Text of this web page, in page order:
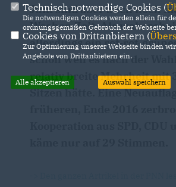
Juni sind aber auch noch
Wochen Zeit. Als
allerdings ein rot-rot-
schon weil es nach der Wahl
relativ breite Mehrheit mit
Sitzen hätte. Eine
Technisch notwendige Cookies (
Die notwendigen Cookies werden allein für
ordnungsgemäßen Gebrauch der Webseite
Cookies von Drittanbietern (
Zur Optimierung unserer Webseite binden
Angebote von Drittanbietern ein.
Alle akzeptieren Auswahl speichern